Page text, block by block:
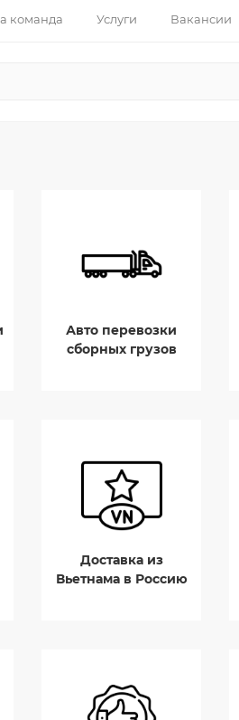
команда Услуги Вакансии
Авто перевозки
сборных грузов
Доставка из
Вьетнама в Россию